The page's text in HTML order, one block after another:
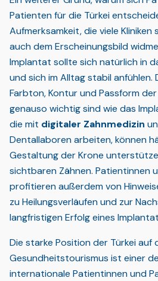
Patienten für die Türkei
Aufmerksamkeit, die viele
auch dem Erscheinungsbild
Implantat sollte sich natürlich in
und sich im Alltag stabil
Farbton, Kontur und Passform
genauso wichtig sind wie das
die mit digitaler Zahnmedizin
Dentallaboren arbeiten, können
Gestaltung der Krone
sichtbaren Zähnen. Patientinnen
profitieren außerdem von
zu Heilungsverläufen und zur
langfristigen Erfolg eines
Die starke Position der Türkei auf
Gesundheitstourismus ist einer
internationale Patientinnen und